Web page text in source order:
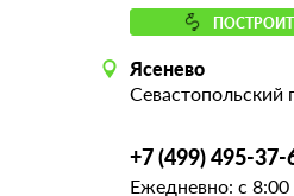
Ясенево
Севастопольский
+7 (499) 495-37-
Ежедневно: с